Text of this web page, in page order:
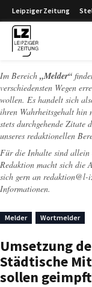
Leipziger Zeitung
Im Bereich „Melder“
verschiedensten Wegen
wollen. Es handelt sich
ihren Wahrheitsgehalt
stets durchgehende Zitate
unseres redaktionellen
Für die Inhalte sind allein
Redaktion macht sich die
sich gern an redaktion@l-
Informationen.
Melder Wortmelder
Umsetzung
Städtische
sollen